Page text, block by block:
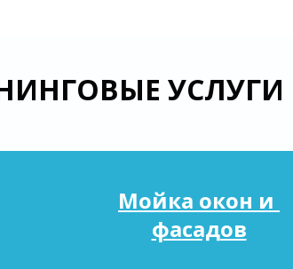
УСЛУГИ
Мойка окон и
фасадов